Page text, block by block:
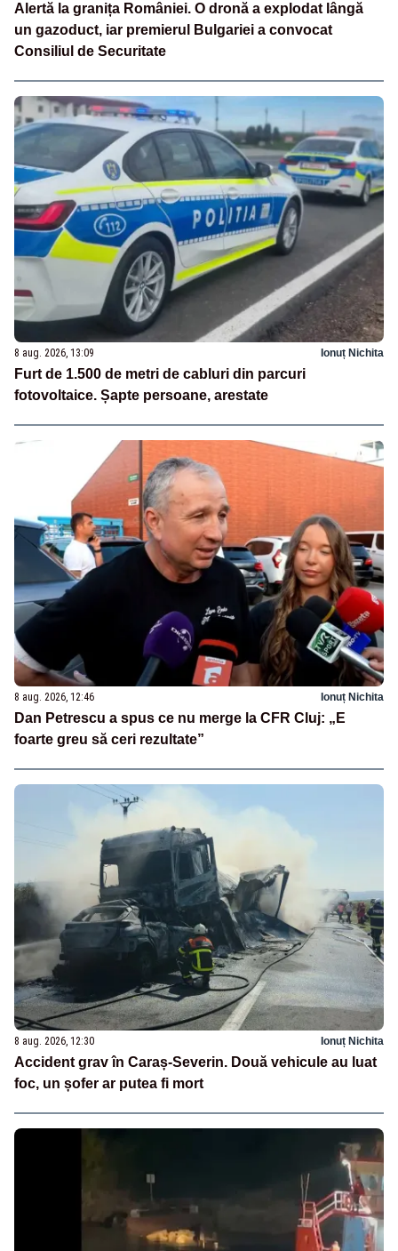
Alertă la granița României. O dronă a explodat lângă
un gazoduct, iar premierul Bulgariei a convocat
Consiliul de Securitate
8 aug. 2026, 13:09 Ionuț Nichita
Furt de 1.500 de metri de cabluri din parcuri
fotovoltaice. Șapte persoane, arestate
8 aug. 2026, 12:46 Ionuț Nichita
Dan Petrescu a spus ce nu merge la CFR Cluj: „E
foarte greu să ceri rezultate”
8 aug. 2026, 12:30 Ionuț Nichita
Accident grav în Caraș-Severin. Două vehicule au luat
foc, un șofer ar putea fi mort